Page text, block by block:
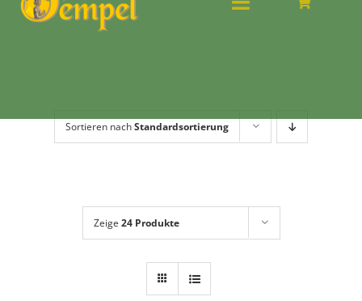
Toggle
Geschirr
Über mich
Sortieren nachStandardsortierung
Zeige 24 Produkte